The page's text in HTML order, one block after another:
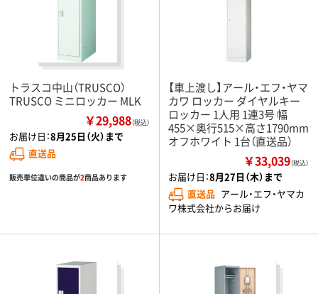
トラスコ中山（TRUSCO）
TRUSCO ミニロッカー MLK
￥29,988（税込）
お届け日：8月25日（火）まで
直送品
販売単位違いの商品が2商品あります
【車上渡し】アール・エフ・ヤマ
カワ ロッカー ダイヤルキー
ロッカー 1人用 1連3号 幅
455×奥行515×高さ1790mm
オフホワイト 1台（直送品）
￥33,039（税込）
お届け日：8月27日（木）まで
直送品 アール・エフ・ヤマカ
ワ株式会社からお届け